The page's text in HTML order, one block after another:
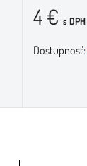
4 € s DPH
Dostupnosť: